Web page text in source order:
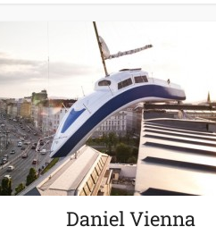
Daniel Vienna